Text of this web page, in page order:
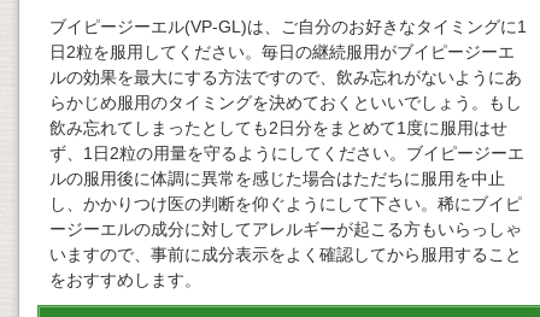
ブイピージーエル(VP-GL)は、ご自分のお好きなタイミングに1
日2粒を服用してください。毎日の継続服用がブイピージーエ
ルの効果を最大にする方法ですので、飲み忘れがないようにあ
らかじめ服用のタイミングを決めておくといいでしょう。もし
飲み忘れてしまったとしても2日分をまとめて1度に服用はせ
ず、1日2粒の用量を守るようにしてください。ブイピージーエ
ルの服用後に体調に異常を感じた場合はただちに服用を中止
し、かかりつけ医の判断を仰ぐようにして下さい。稀にブイピ
ージーエルの成分に対してアレルギーが起こる方もいらっしゃ
いますので、事前に成分表示をよく確認してから服用すること
をおすすめします。